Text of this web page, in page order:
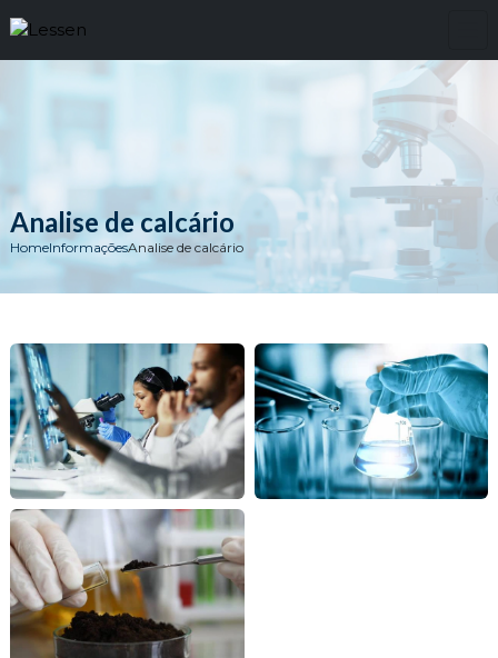
Analise de calcário
HomeInformaçõesAnalise de calcário